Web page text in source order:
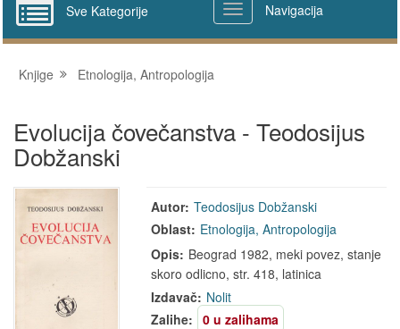
Sve Kategorije Navigacija
Knjige Etnologija, Antropologija
Evolucija čovečanstva - Teodosijus
Dobžanski
Autor: Teodosijus Dobžanski
Oblast: Etnologija, Antropologija
Opis: Beograd 1982, meki povez, stanje
skoro odlicno, str. 418, latinica
Izdavač: Nolit
Zalihe:
0 u zalihama